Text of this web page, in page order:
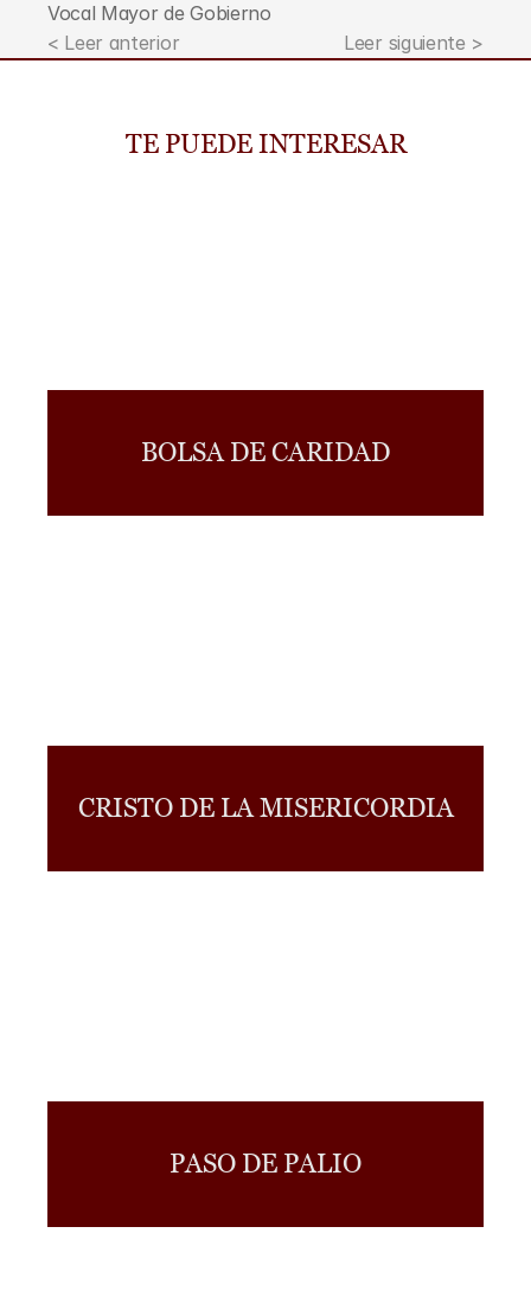
Vocal Mayor de Gobierno
< Leer anterior
Leer siguiente >
TE PUEDE INTERESAR
BOLSA DE CARIDAD
CRISTO DE LA MISERICORDIA
PASO DE PALIO